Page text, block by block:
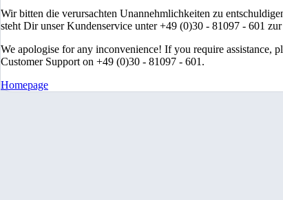
Wir bitten die verursachten Unannehmlichkeiten zu
steht Dir unser Kundenservice unter +49 (0)30 - 81097 - 601
We apologise for any inconvenience! If you require assistance,
Customer Support on +49 (0)30 - 81097 - 601.
Homepage